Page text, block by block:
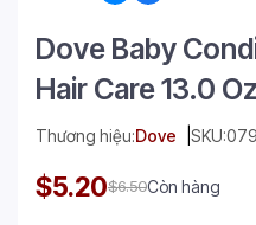
Dove Baby
Hair Care 13.0 Oz
Thương hiệu:Dove SKU:
$5.20$6.50Còn hàng